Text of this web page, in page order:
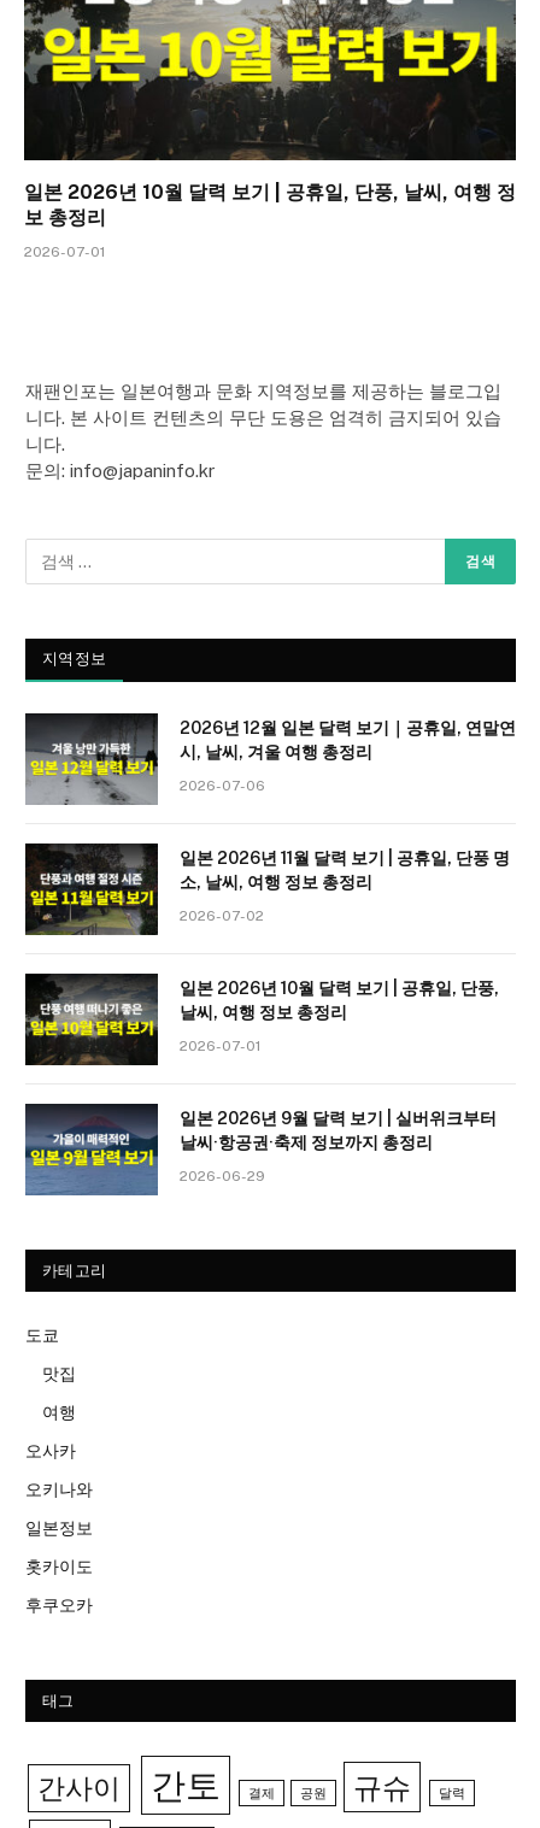
일본 2026년 10월 달력 보기 | 공휴일, 단풍, 날씨, 여행 정
보 총정리
2026-07-01
재팬인포는 일본여행과 문화 지역정보를 제공하는 블로그입
니다. 본 사이트 컨텐츠의 무단 도용은 엄격히 금지되어 있습
니다.
문의: info@japaninfo.kr
지역정보
2026년 12월 일본 달력 보기｜공휴일, 연말연
시, 날씨, 겨울 여행 총정리
2026-07-06
일본 2026년 11월 달력 보기 | 공휴일, 단풍 명
소, 날씨, 여행 정보 총정리
2026-07-02
일본 2026년 10월 달력 보기 | 공휴일, 단풍,
날씨, 여행 정보 총정리
2026-07-01
일본 2026년 9월 달력 보기 | 실버위크부터
날씨·항공권·축제 정보까지 총정리
2026-06-29
카테고리
도쿄
맛집
여행
오사카
오키나와
일본정보
홋카이도
후쿠오카
태그
간사이 간토 결제 공원 규슈 달력